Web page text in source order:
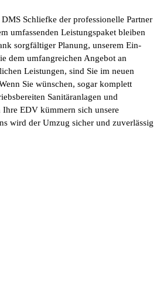
Schliefke der professionelle Partner
umfassenden Leistungspaket bleiben
sorgfältiger Planung, unserem Ein-
dem umfangreichen Angebot an
Leistungen, sind Sie im neuen
Sie wünschen, sogar komplett
Sanitäranlagen und
EDV kümmern sich unsere
wird der Umzug sicher und zuverlässig